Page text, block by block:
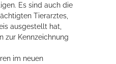
Es sind auch die
Tierarztes,
ausgestellt hat,
zur Kennzeichnung
im neuen